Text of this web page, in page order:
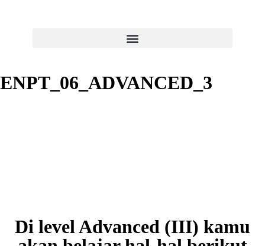
ENPT_06_ADVANCED_3
Di level Advanced (III) kamu